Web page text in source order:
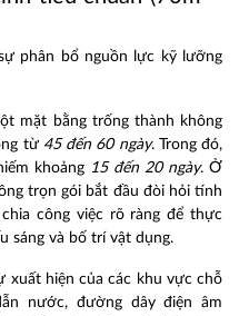
phân bổ nguồn lực kỹ lưỡng
mặt bằng trống thành không
từ 45 đến 60 ngày. Trong đó,
khoảng 15 đến 20 ngày. Ở
trọn gói bắt đầu đòi hỏi tính
công việc rõ ràng để thực
sáng và bố trí vật dụng.
xuất hiện của các khu vực chỗ
nước, đường dây điện âm